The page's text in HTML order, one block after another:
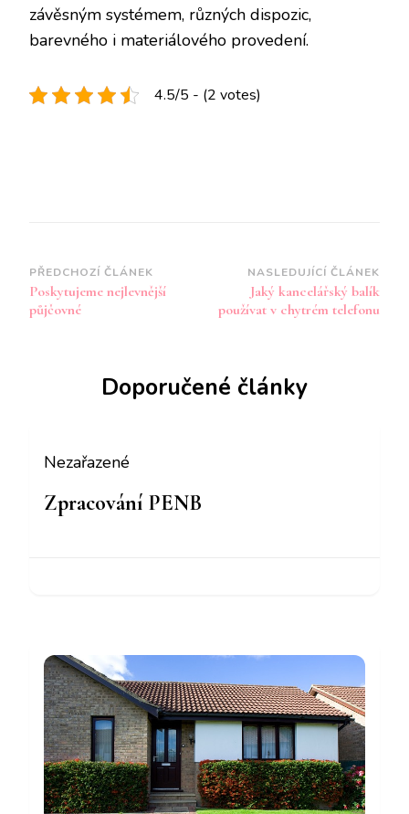
závěsným systémem, různých dispozic,
barevného i materiálového provedení.
4.5/5 - (2 votes)
Navigace
příspěvku
PŘEDCHOZÍ ČLÁNEK
Poskytujeme nejlevnější
půjčovné
NASLEDUJÍCÍ ČLÁNEK
Jaký kancelářský balík
používat v chytrém telefonu
Doporučené články
Nezařazené
Zpracování PENB